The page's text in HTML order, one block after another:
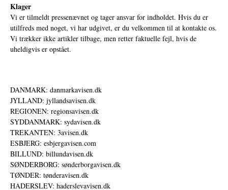
Klager
Vi er tilmeldt pressenævnet og tager ansvar for indholdet. Hvis du er
utilfreds med noget, vi har udgivet, er du velkommen til at kontakte os.
Vi trækker ikke artikler tilbage, men retter faktuelle fejl, hvis de
uheldigvis er opstået.
DANMARK: danmarkavisen.dk
JYLLAND: jyllandsavisen.dk
REGIONEN: regionsavisen.dk
SYDDANMARK: sydavisen.dk
TREKANTEN: 3avisen.dk
ESBJERG: esbjergavisen.com
BILLUND: billundavisen.dk
SØNDERBORG: sønderborgavisen.dk
TØNDER: tønderavisen.dk
HADERSLEV: haderslevavisen.dk